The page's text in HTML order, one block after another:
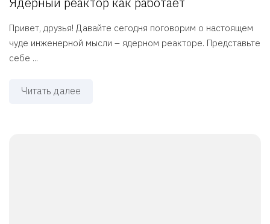
Привет, друзья! Давайте сегодня поговорим о настоящем
чуде инженерной мысли – ядерном реакторе. Представьте
себе ...
Читать далее